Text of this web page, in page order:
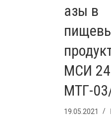
азы в
МСИ
МТГ-
19.05.2021